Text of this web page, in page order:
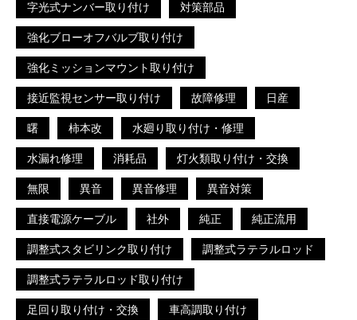
字光式ナンバー取り付け 対策部品
強化ブローオフバルブ取り付け
強化ミッションマウント取り付け
接近監視センサー取り付け 故障修理 日産
曙 柿本改 水廻り取り付け・修理
水漏れ修理 消耗品 灯火類取り付け・交換
無限 異音 異音修理 異音対策
直接電源ケーブル 社外 純正 純正流用
調整式スタビリンク取り付け 調整式ラテラルロッド
調整式ラテラルロッド取り付け
足回り取り付け・交換 車高調取り付け